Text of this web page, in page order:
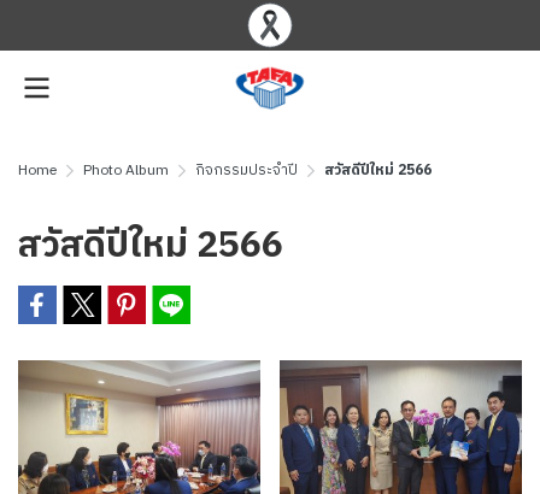
Home Photo Album กิจกรรมประจำปี สวัสดีปีใหม่ 2566
สวัสดีปีใหม่ 2566